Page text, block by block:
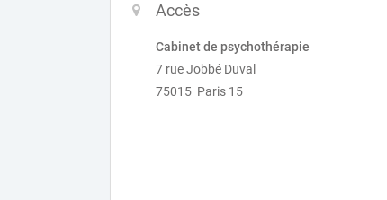
Accès
Cabinet de psychothérapie
7 rue Jobbé Duval
75015 Paris 15